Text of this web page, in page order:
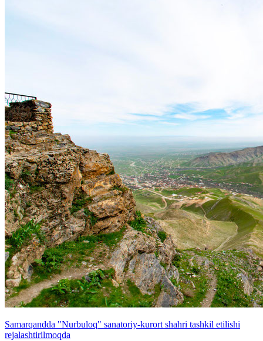
Samarqandda "Nurbuloq" sanatoriy-kurort shahri tashkil etilishi
rejalashtirilmoqda